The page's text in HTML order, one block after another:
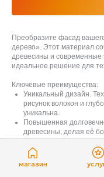
магазин
Преобразите фасад
дерево». Этот материал
древесины и современные
идеальное решение для
Ключевые преимущества:
Уникальный дизайн.
рисунок волокон и
уникальна.
Повышенная
древесины, делая её
вещества,
Влагостойкость.
что снижает риск